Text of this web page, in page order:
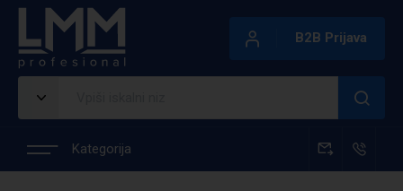
B2B Prijava
Kategorija